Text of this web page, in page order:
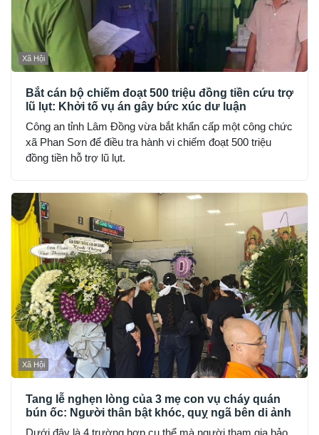
Xã Hội
Bắt cán bộ chiếm đoạt 500 triệu đồng tiền cứu trợ
lũ lụt: Khởi tố vụ án gây bức xúc dư luận
Công an tỉnh Lâm Đồng vừa bắt khẩn cấp một công chức
xã Phan Sơn để điều tra hành vi chiếm đoạt 500 triệu
đồng tiền hỗ trợ lũ lụt.
Xã Hội
Tang lễ nghẹn lòng của 3 mẹ con vụ cháy quán
bún ốc: Người thân bật khóc, quỵ ngã bên di ảnh
Dưới đây là 4 trường hợp cụ thể mà người tham gia bảo